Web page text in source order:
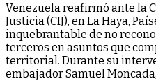
Venezuela reafirmó ante la
Justicia (CIJ), en La Haya,
inquebrantable de no
terceros en asuntos que
territorial. Durante su
embajador Samuel